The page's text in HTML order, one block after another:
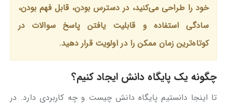
خود را طراحی می‌کنید، در دسترس بودن، قابل فهم بودن،
سادگی استفاده و قابلیت یافتن پاسخ سوالات در
کوتاه‌ترین زمان ممکن را در اولویت قرار دهید.
چگونه یک پایگاه دانش ایجاد کنیم؟
تا اینجا دانستیم پایگاه دانش چیست و چه کاربردی دارد. در